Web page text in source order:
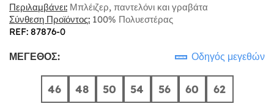
Περιλαμβάνει: Μπλέιζερ, παντελόνι και γραβάτα
Σύνθεση Προϊόντος: 100% Πολυεστέρας
REF: 87876-0
ΜΈΓΕΘΟΣ: Οδηγός μεγεθών
46 48 50 54 56 60 62